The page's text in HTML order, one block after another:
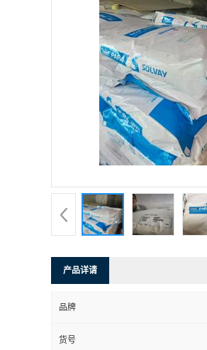
产品详请
品牌
货号